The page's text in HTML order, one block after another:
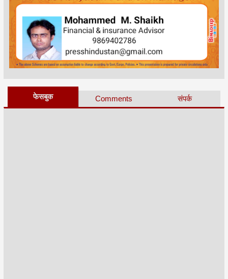
फेसबुक Comments संपर्क